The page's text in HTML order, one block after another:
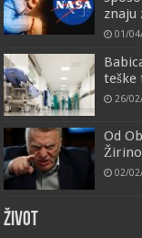
znaju
01/
teške
26/
Od
02/
ŽIVOT